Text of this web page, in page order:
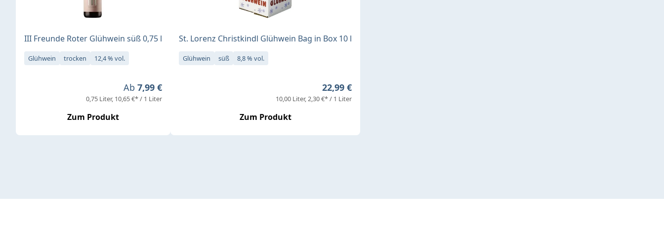
III Freunde Roter Glühwein süß 0,75 l
Glühwein trocken 12,4 % vol.
Regulärer Preis:
Ab 7,99 €
0,75 Liter 10,65 €* / 1 Liter
Zum Produkt
St. Lorenz Christkindl Glühwein Bag in Box 10 l
Glühwein süß 8,8 % vol.
Regulärer Preis:
22,99 €
10,00 Liter 2,30 €* / 1 Liter
Zum Produkt